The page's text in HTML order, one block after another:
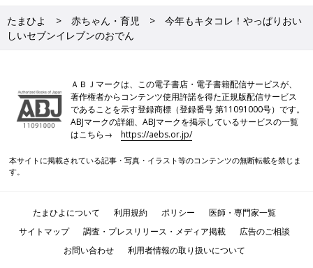
たまひよ 赤ちゃん・育児
今年もキタコレ！やっぱりおい
しいセブンイレブンのおでん
ＡＢＪマークは、この電子書店・電子書籍配信サービスが、
著作権者からコンテンツ使用許諾を得た正規版配信サービス
であることを示す登録商標（登録番号 第11091000号）です。
ABJマークの詳細、ABJマークを掲示しているサービスの一覧
はこちら→https://aebs.or.jp/
本サイトに掲載されている記事・写真・イラスト等のコンテンツの無断転載を禁じま
す。
たまひよについて 利用規約 ポリシー
医師・専門家一覧
サイトマップ
調査・プレスリリース・メディア掲載
広告のご相談
お問い合わせ
利用者情報の取り扱いについて